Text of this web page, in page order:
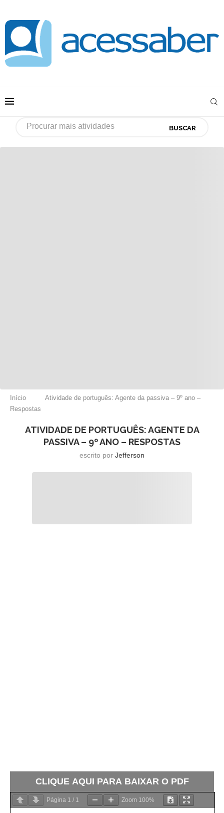
BUSCAR
Início
Atividade de português: Agente da passiva – 9º ano –
Respostas
ATIVIDADE DE PORTUGUÊS: AGENTE DA
PASSIVA – 9º ANO – RESPOSTAS
escrito por Jefferson
CLIQUE AQUI PARA BAIXAR O PDF
Página 1 / 1 Zoom 100%